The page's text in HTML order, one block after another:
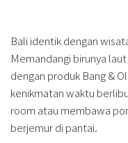
Bali identik dengan
Memandangi birunya
dengan produk Bang &
kenikmatan waktu
room atau membawa
berjemur di pantai.